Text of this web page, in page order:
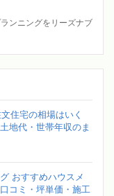
ンニングをリーズナブ
住宅の相場はいく
地代・世帯年収のま
おすすめハウスメ
コミ・坪単価・施工